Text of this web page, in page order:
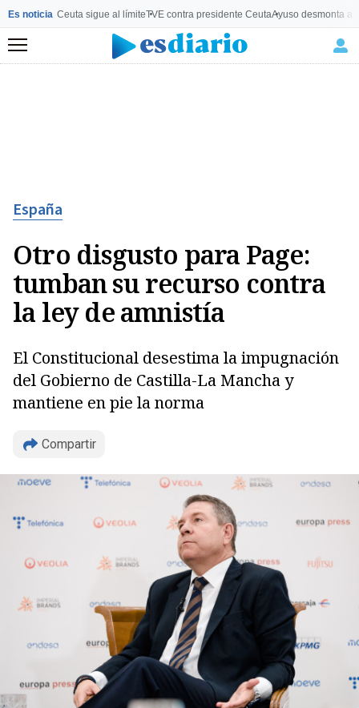
Es noticia Ceuta sigue al límiteTVE contra presidente CeutaAyuso desmonta a
Menú
España
Otro disgusto para Page:
tumban su recurso contra
la ley de amnistía
El Constitucional desestima la impugnación
del Gobierno de Castilla-La Mancha y
mantiene en pie la norma
Compartir
Copiar